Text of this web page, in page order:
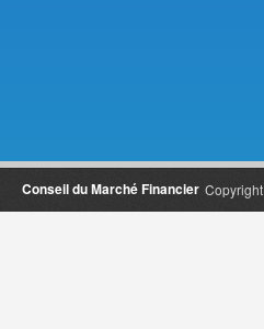
Conseil du Marché Financier